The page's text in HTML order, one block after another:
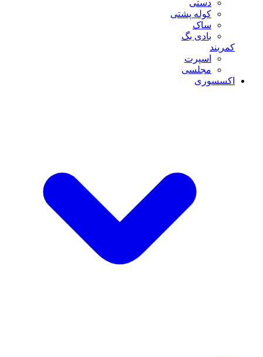
دستی
کوله پشتی
ساک
بادی بگ
کمربند
اسپرت
مجلسی
اکسسوری